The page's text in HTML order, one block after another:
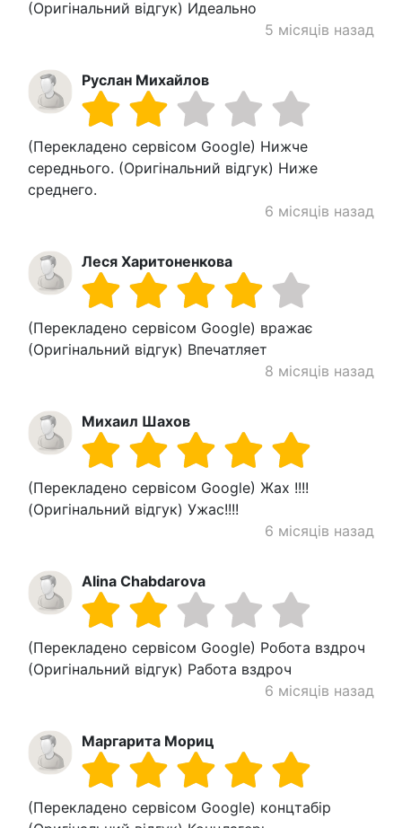
(Оригінальний відгук) Идеально
5 місяців назад
Руслан Михайлов
(Перекладено сервісом Google) Нижче
середнього. (Оригінальний відгук) Ниже
среднего.
6 місяців назад
Леся Харитоненкова
(Перекладено сервісом Google) вражає
(Оригінальний відгук) Впечатляет
8 місяців назад
Михаил Шахов
(Перекладено сервісом Google) Жах !!!!
(Оригінальний відгук) Ужас!!!!
6 місяців назад
Alina Chabdarova
(Перекладено сервісом Google) Робота вздроч
(Оригінальний відгук) Работа вздроч
6 місяців назад
Маргарита Мориц
(Перекладено сервісом Google) концтабір